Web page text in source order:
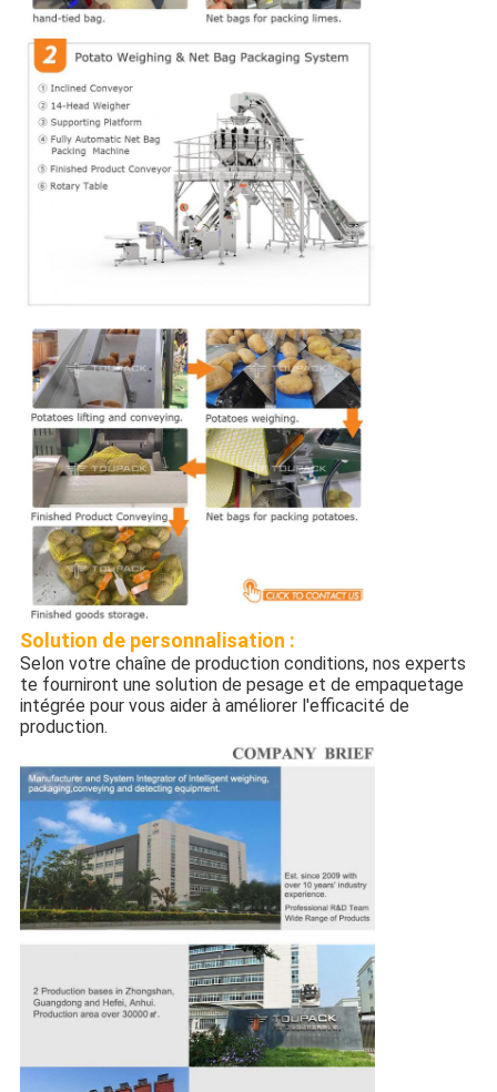
Solution de personnalisation :
Selon votre chaîne de production conditions, nos experts
te fourniront une solution de pesage et de empaquetage
intégrée pour vous aider à améliorer l'efficacité de
production.